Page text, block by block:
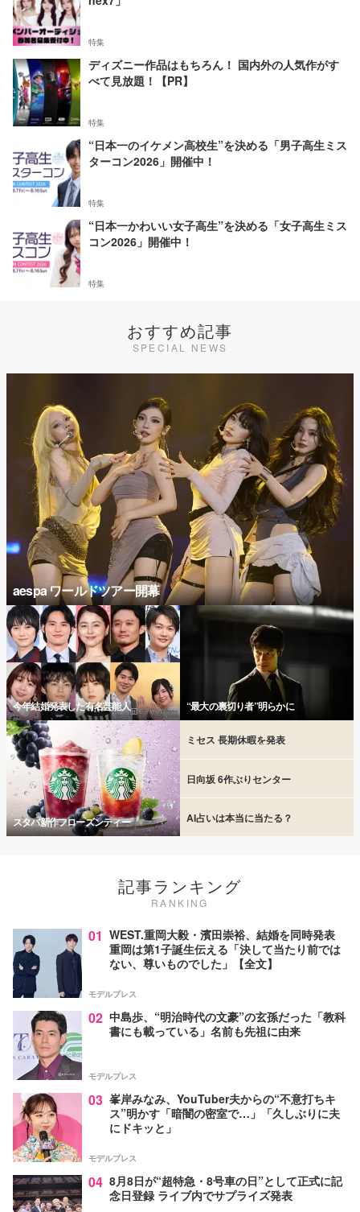
特集
ディズニー作品はもちろん！ 国内外の人気作がす
べて見放題！【PR】
特集
“日本一のイケメン高校生”を決める「男子高生ミス
ターコン2026」開催中！
特集
“日本一かわいい女子高生”を決める「女子高生ミス
コン2026」開催中！
特集
おすすめ記事
SPECIAL NEWS
aespa ワールドツアー開幕
今年結婚発表した有名芸能人 “最大の裏切り者”明らかに
スタバ新作フローズンティー
ミセス 長期休暇を発表
日向坂 6作ぶりセンター
AI占いは本当に当たる？
記事ランキング
RANKING
01 WEST.重岡大毅・濱田崇裕、結婚を同時発表
重岡は第1子誕生伝える「決して当たり前では
ない、尊いものでした」【全文】
モデルプレス
02 中島歩、“明治時代の文豪”の玄孫だった「教科
書にも載っている」名前も先祖に由来
モデルプレス
03 峯岸みなみ、YouTuber夫からの“不意打ちキ
ス”明かす「暗闇の密室で…」「久しぶりに夫
にドキッと」
モデルプレス
04 8月8日が“超特急・8号車の日”として正式に記
念日登録 ライブ内でサプライズ発表